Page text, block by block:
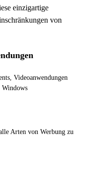
einzigartige
von
Videoanwendungen
Windows
Arten von Werbung zu